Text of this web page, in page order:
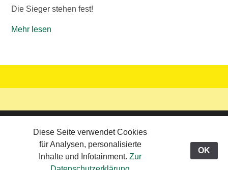
Die Sieger stehen fest!
Mehr lesen
© 2026 Werbeteam Grazgraz-eins Mail-Kontakt
Viewing:>Willkommen
Diese Seite verwendet Cookies
für Analysen, personalisierte
Inhalte und Infotainment. Zur
OK